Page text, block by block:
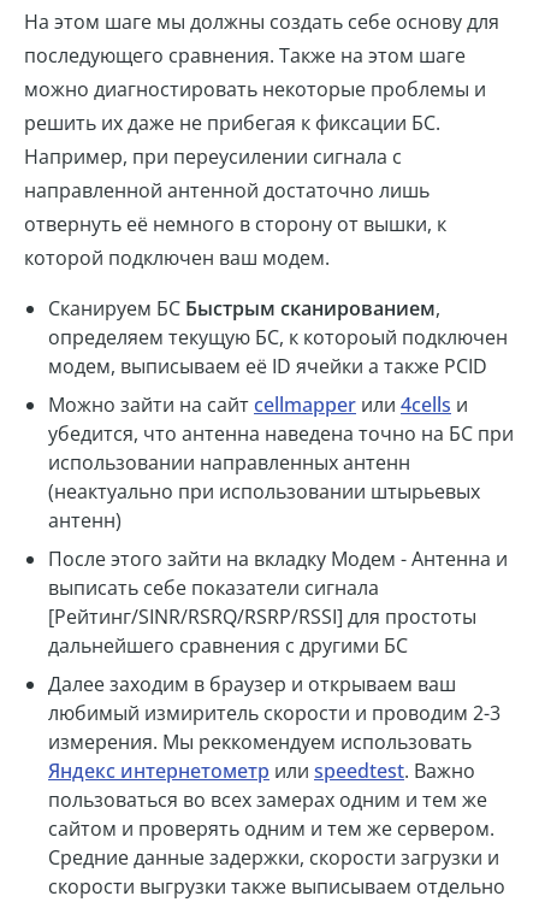
На этом шаге мы должны создать себе основу для
последующего сравнения. Также на этом шаге
можно диагностировать некоторые проблемы и
решить их даже не прибегая к фиксации БС.
Например, при переусилении сигнала с
направленной антенной достаточно лишь
отвернуть её немного в сторону от вышки, к
которой подключен ваш модем.
Сканируем БС Быстрым сканированием,
определяем текущую БС, к котороый подключен
модем, выписываем её ID ячейки а также PCID
Можно зайти на сайтcellmapper или 4cells и
убедится, что антенна наведена точно на БС при
использовании направленных антенн
(неактуально при использовании штырьевых
антенн)
После этого зайти на вкладку Модем - Антенна и
выписать себе показатели сигнала
[Рейтинг/SINR/RSRQ/RSRP/RSSI] для простоты
дальнейшего сравнения с другими БС
Далее заходим в браузер и открываем ваш
любимый измиритель скорости и проводим 2-3
измерения. Мы реккомендуем использовать
Яндекс интернетометр или speedtest. Важно
пользоваться во всех замерах одним и тем же
сайтом и проверять одним и тем же сервером.
Средние данные задержки, скорости загрузки и
скорости выгрузки также выписываем отдельно